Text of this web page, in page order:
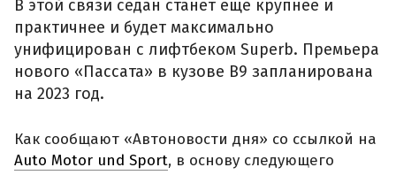
В этой связи седан станет еще крупнее и
практичнее и будет максимально
унифицирован с лифтбеком Superb. Премьера
нового «Пассата» в кузове B9 запланирована
на 2023 год.
Как сообщают «Автоновости дня» со ссылкой на
Auto Motor und Sport, в основу следующего